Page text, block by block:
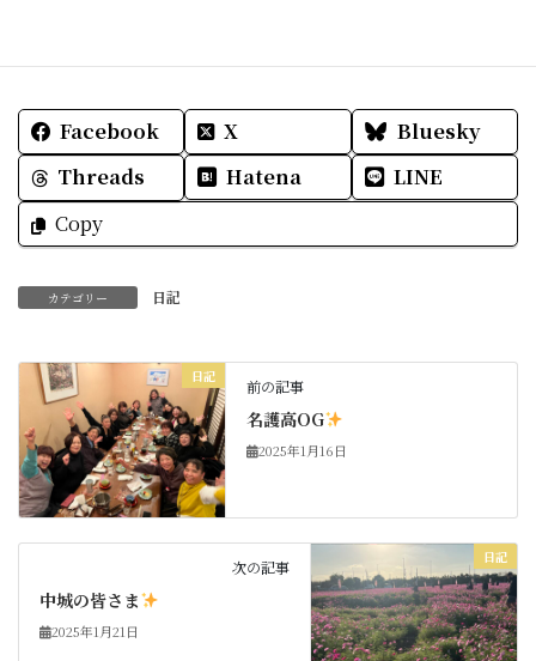
Facebook X
Bluesky
Threads
Hatena
LINE
Copy
カテゴリー 日記
日記
前の記事
名護高OG
2025年1月16日
日記
次の記事
中城の皆さま
2025年1月21日